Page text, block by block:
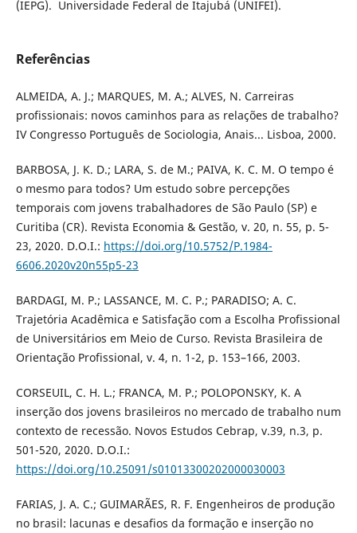
(IEPG). Universidade Federal de Itajubá (UNIFEI).
Referências
ALMEIDA, A. J.; MARQUES, M. A.; ALVES, N. Carreiras
profissionais: novos caminhos para as relações de trabalho?
IV Congresso Português de Sociologia, Anais... Lisboa, 2000.
BARBOSA, J. K. D.; LARA, S. de M.; PAIVA, K. C. M. O tempo é
o mesmo para todos? Um estudo sobre percepções
temporais com jovens trabalhadores de São Paulo (SP) e
Curitiba (CR). Revista Economia & Gestão, v. 20, n. 55, p. 5-
23, 2020. D.O.I.: https://doi.org/10.5752/P.1984-
6606.2020v20n55p5-23
BARDAGI, M. P.; LASSANCE, M. C. P.; PARADISO; A. C.
Trajetória Acadêmica e Satisfação com a Escolha Profissional
de Universitários em Meio de Curso. Revista Brasileira de
Orientação Profissional, v. 4, n. 1-2, p. 153–166, 2003.
CORSEUIL, C. H. L.; FRANCA, M. P.; POLOPONSKY, K. A
inserção dos jovens brasileiros no mercado de trabalho num
contexto de recessão. Novos Estudos Cebrap, v.39, n.3, p.
501-520, 2020. D.O.I.:
https://doi.org/10.25091/s01013300202000030003
FARIAS, J. A. C.; GUIMARÃES, R. F. Engenheiros de produção
no brasil: lacunas e desafios da formação e inserção no